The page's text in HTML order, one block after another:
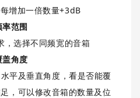
增加一倍数量+3dB
范围
，选择不同频宽的音箱
盖角度
平及垂直角度，看是否能覆
，可以修改音箱的数量及位